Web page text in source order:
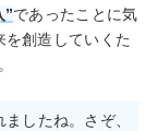
”であったことに気
創造していくた
したね。さぞ、